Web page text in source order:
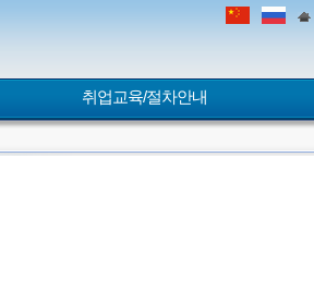
취업교육/절차안내